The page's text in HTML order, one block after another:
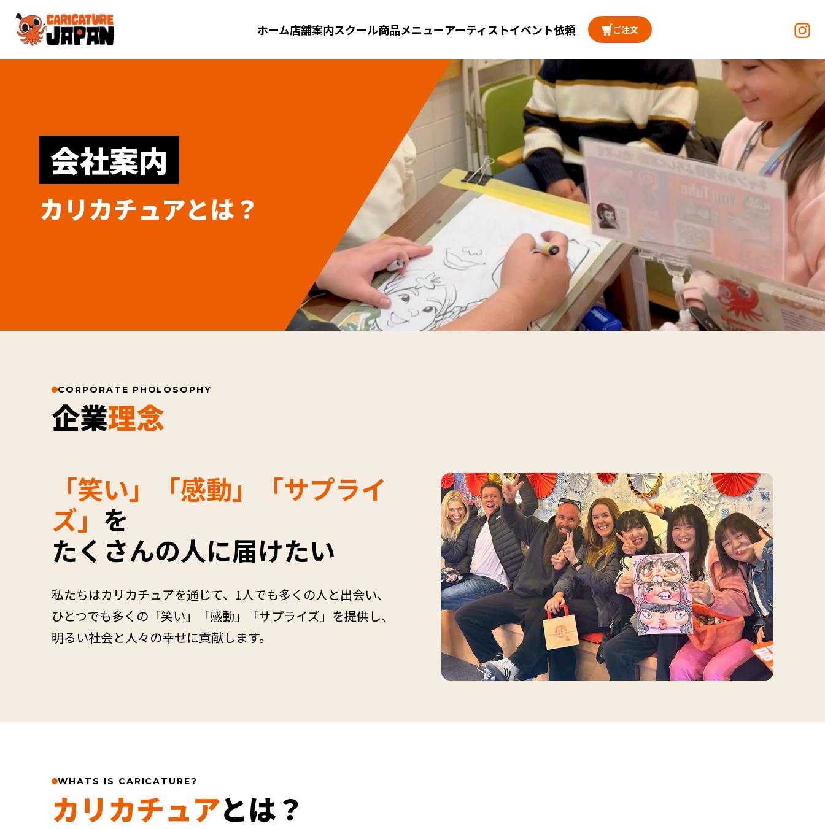
ホーム店舗案内スクール商品メニューアーティストイベント依頼 ご注文
会社案内
カリカチュアとは？
CORPORATE PHOLOSOPHY
企業理念
「笑い」「感動」「サプライ
ズ」 を
たくさんの人に届けたい
私たちはカリカチュアを通じて、1人でも多くの人と出会い、
ひとつでも多くの「笑い」「感動」「サプライズ」を提供し、
明るい社会と人々の幸せに貢献します。
WHATS IS CARICATURE?
カリカチュアとは？